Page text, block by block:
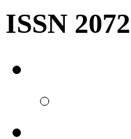
ISSN